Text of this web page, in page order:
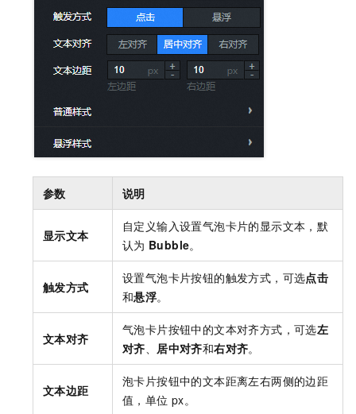
参数 说明
显示文本
自定义输入设置气泡卡片的显示文本，默
认为 Bubble。
触发方式
设置气泡卡片按钮的触发方式，可选点击
和悬浮。
文本对齐
气泡卡片按钮中的文本对齐方式，可选左
对齐、 居中对齐和右对齐。
文本边距
泡卡片按钮中的文本距离左右两侧的边距
值，单位 px。